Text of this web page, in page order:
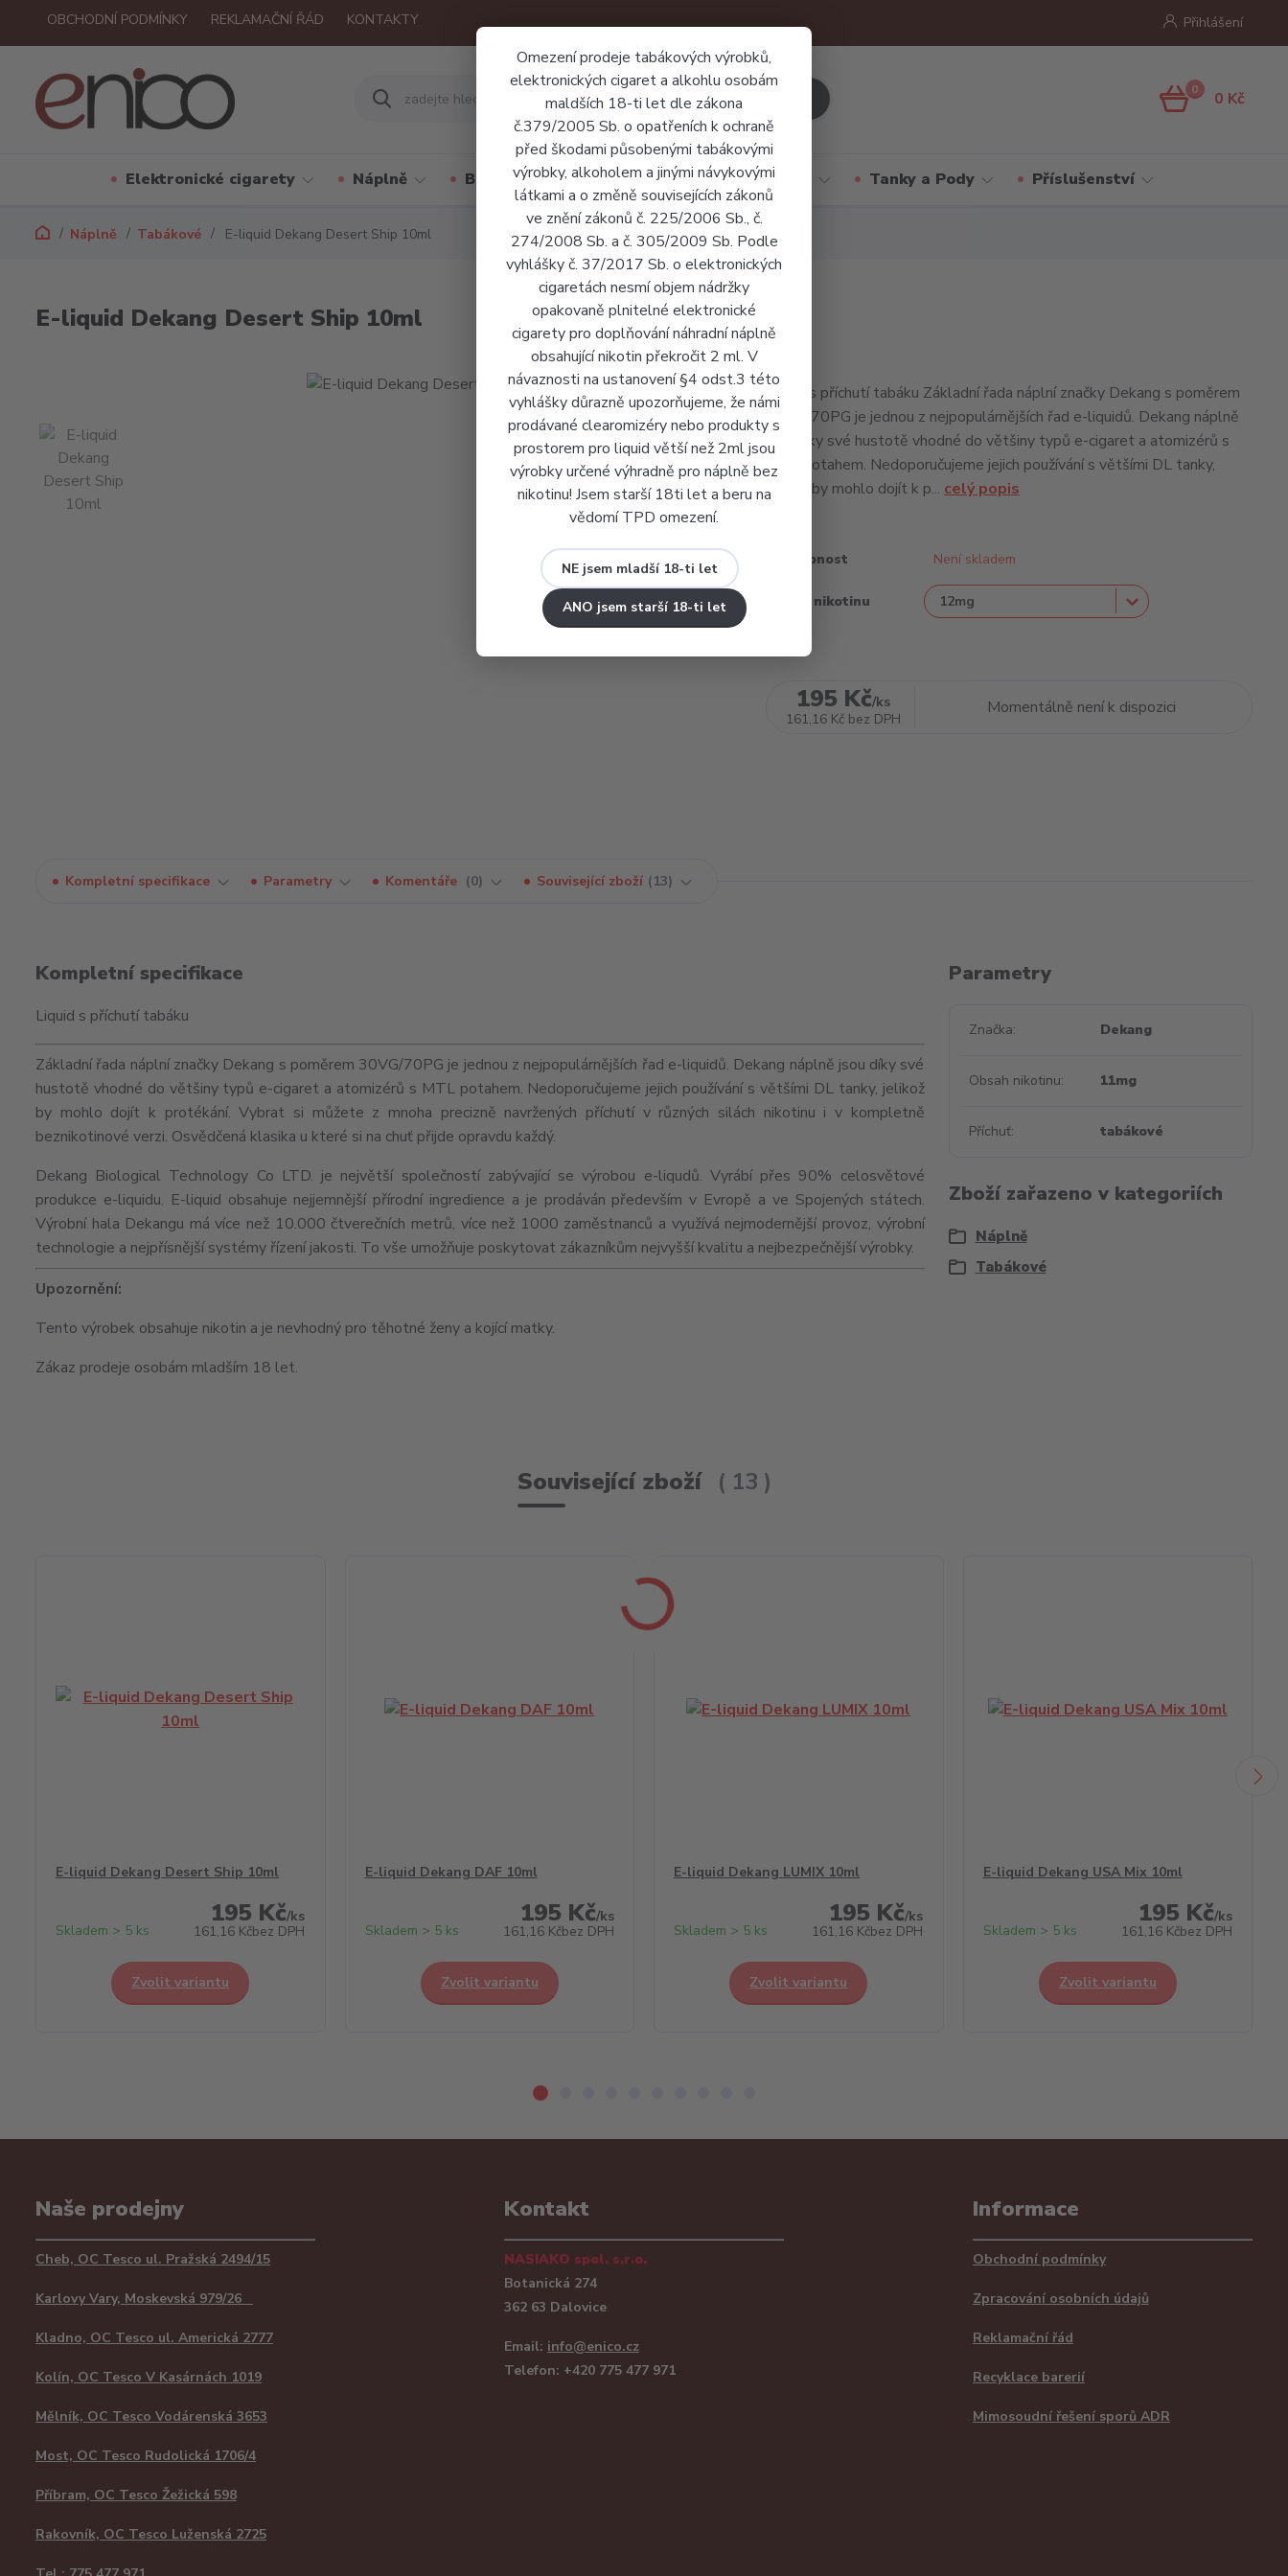
Omezení prodeje tabákových výrobků,
elektronických cigaret a alkohlu osobám
maldších 18-ti let dle zákona
č.379/2005 Sb. o opatřeních k ochraně
před škodami působenými tabákovými
výrobky, alkoholem a jinými návykovými
látkami a o změně souvisejících zákonů
ve znění zákonů č. 225/2006 Sb., č.
274/2008 Sb. a č. 305/2009 Sb. Podle
vyhlášky č. 37/2017 Sb. o elektronických
cigaretách nesmí objem nádržky
opakovaně plnitelné elektronické
cigarety pro doplňování náhradní náplně
obsahující nikotin překročit 2 ml. V
návaznosti na ustanovení §4 odst.3 této
vyhlášky důrazně upozorňujeme, že námi
prodávané clearomizéry nebo produkty s
prostorem pro liquid větší než 2ml jsou
výrobky určené výhradně pro náplně bez
nikotinu! Jsem starší 18ti let a beru na
vědomí TPD omezení.
NE jsem mladší 18-ti let
ANO jsem starší 18-ti let
OBCHODNÍ PODMÍNKY REKLAMAČNÍ ŘÁD KONTAKTY Přihlášení
0 0 Kč
Elektronické cigarety Náplně Báze a příchutě Jednorázové cigarety Tanky a Pody Příslušenství
Náplně Tabákové E-liquid Dekang Desert Ship 10ml
E-liquid Dekang Desert Ship 10ml
Liquid s příchutí tabáku Základní řada náplní značky Dekang s poměrem
30VG/70PG je jednou z nejpopulárnějších řad e-liquidů. Dekang náplně
jsou díky své hustotě vhodné do většiny typů e-cigaret a atomizérů s
MTL potahem. Nedoporučujeme jejich používání s většími DL tanky,
jelikož by mohlo dojít k p... celý popis
Dostupnost Není skladem
Obsah nikotinu
195 Kč/ks
161,16 Kč bez DPH
Momentálně není k dispozici
Kompletní specifikace Parametry Komentáře 0 Související zboží 13
Kompletní specifikace
Liquid s příchutí tabáku
Základní řada náplní značky Dekang s poměrem 30VG/70PG je jednou z nejpopulárnějších řad e-liquidů. Dekang náplně jsou díky své
hustotě vhodné do většiny typů e-cigaret a atomizérů s MTLpotahem. Nedoporučujeme jejich používání s většími DLtanky, jelikož
by mohlo dojít k protékání. Vybrat si můžete z mnoha precizně navržených příchutí v různých silách nikotinu i v kompletně
beznikotinové verzi. Osvědčená klasika u které si na chuť přijde opravdu každý.
Dekang Biological Technology Co LTD. je největší společností zabývající se výrobou e-liqudů. Vyrábí přes 90% celosvětové
produkce e-liquidu. E-liquid obsahuje nejjemnější přírodní ingredience a je prodáván především v Evropě a ve Spojených státech.
Výrobní hala Dekangu má více než 10.000 čtverečních metrů, více než 1000 zaměstnanců a využívá nejmodernější provoz, výrobní
technologie a nejpřísnější systémy řízení jakosti. To vše umožňuje poskytovat zákazníkům nejvyšší kvalitu a nejbezpečnější výrobky.
Upozornění:
Tento výrobek obsahuje nikotin a je nevhodný pro těhotné ženy a kojící matky.
Zákaz prodeje osobám mladším 18 let.
Parametry
Značka Dekang
Obsah nikotinu 11mg
Příchuť tabákové
Zboží zařazeno v kategoriích
Náplně
Tabákové
Související zboží 13
E-liquid Dekang Desert Ship 10ml
195 Kč/ks
161,16 Kčbez DPH
Skladem > 5 ks
Zvolit variantu
E-liquid Dekang DAF 10ml
195 Kč/ks
161,16 Kčbez DPH
Skladem > 5 ks
Zvolit variantu
E-liquid Dekang LUMIX 10ml
195 Kč/ks
161,16 Kčbez DPH
Skladem > 5 ks
Zvolit variantu
E-liquid Dekang USA Mix 10ml
195 Kč/ks
161,16 Kčbez DPH
Skladem > 5 ks
Zvolit variantu
Naše prodejny
Cheb, OC Tesco ul. Pražská 2494/15
Karlovy Vary, Moskevská 979/26
Kladno, OC Tesco ul. Americká 2777
Kolín, OC Tesco V Kasárnách 1019
Mělník, OC Tesco Vodárenská 3653
Most, OC Tesco Rudolická 1706/4
Příbram, OC Tesco Žežická 598
Rakovník, OC Tesco Luženská 2725
Kontakt
NASIAKO spol. s.r.o.
Botanická 274
362 63 Dalovice
Email: info@enico.cz
Telefon: +420 775 477 971
Informace
Obchodní podmínky
Zpracování osobních údajů
Reklamační řád
Recyklace barerií
Mimosoudní řešení sporů ADR